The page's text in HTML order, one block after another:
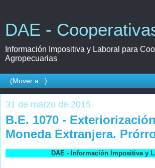
DAE -
Información Impositiva y Laboral para
Agropecuarias
31 de marzo de 2015
B.E. 1070 -
Moneda Extranjera.
DAE - Información Impositiva y